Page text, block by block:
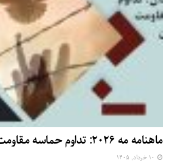
ماهنامه مه ۲۰۲۶: تداوم حماسه مقاومت زنان ایران